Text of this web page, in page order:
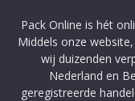
Pack Online is hét
Middels onze
wij duizenden
Nederland en
geregistreerde